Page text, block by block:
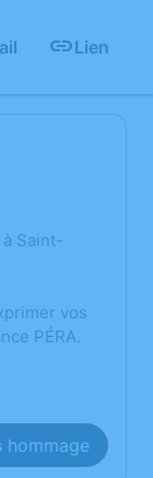
Lien
Saint-
vos
PÉRA.
hommage